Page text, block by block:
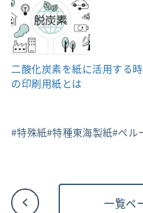
二酸化炭素を紙に活用する
の印刷用紙とは
特殊紙 特種東海製紙 ペル
一覧ペ